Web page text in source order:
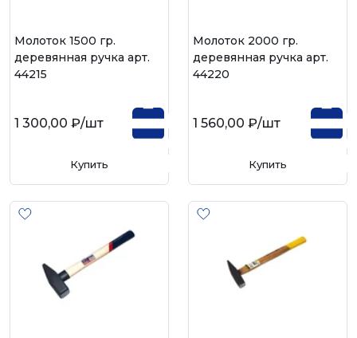
Молоток 1500 гр.
деревянная ручка арт.
44215
1 300,00 ₽/шт
Купить
Молоток 2000 гр.
деревянная ручка арт.
44220
1 560,00 ₽/шт
Купить